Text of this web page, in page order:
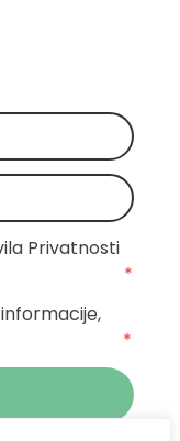
Privatnosti
*
*